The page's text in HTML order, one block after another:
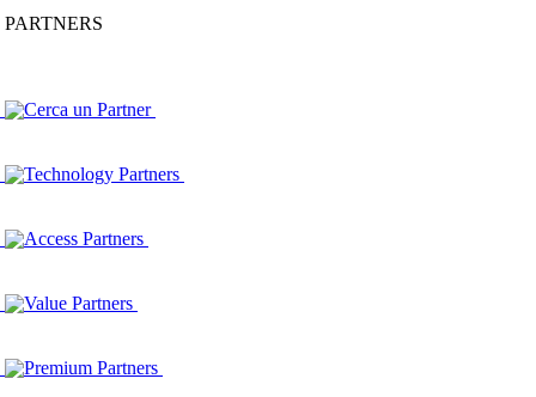
PARTNERS
Cerca un Partner
Technology Partners
Access Partners
Value Partners
Premium Partners